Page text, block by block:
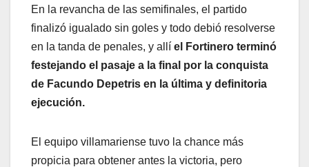
En la revancha de las semifinales, el partido
finalizó igualado sin goles y todo debió resolverse
en la tanda de penales, y allí el Fortinero terminó
festejando el pasaje a la final por la conquista
de Facundo Depetris en la última y definitoria
ejecución.
El equipo villamariense tuvo la chance más
propicia para obtener antes la victoria, pero